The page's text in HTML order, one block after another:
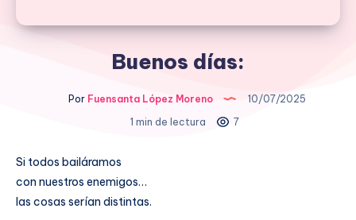
Buenos días:
Por Fuensanta López Moreno
10/07/2025
1 min de lectura
7
Si todos bailáramos
con nuestros enemigos…
las cosas serían distintas.